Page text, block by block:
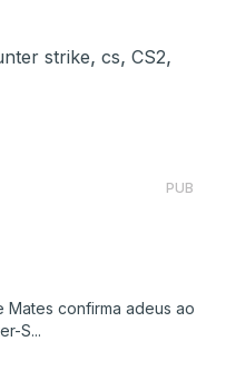
strike, cs, CS2,
PUB
Mates confirma adeus ao
S...